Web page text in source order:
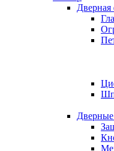
Дверная